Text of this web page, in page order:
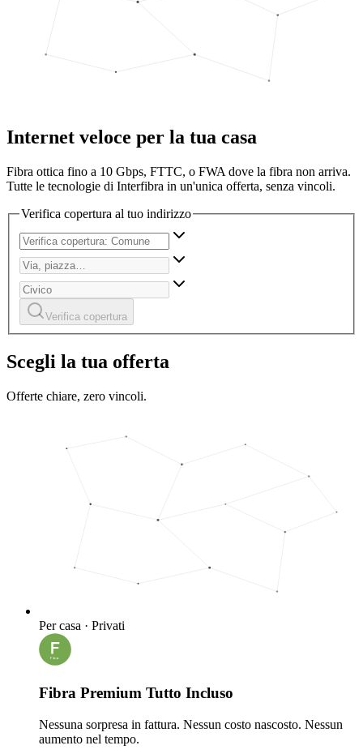
Internet veloce per la tua casa
Fibra ottica fino a 10 Gbps, FTTC, o FWA dove la fibra non arriva.
Tutte le tecnologie di Interfibra in un'unica offerta, senza vincoli.
Verifica copertura al tuo indirizzo
Verifica copertura
Scegli la tua offerta
Offerte chiare, zero vincoli.
Per casa · Privati
Fibra Premium Tutto Incluso
Nessuna sorpresa in fattura. Nessun costo nascosto. Nessun
aumento nel tempo.